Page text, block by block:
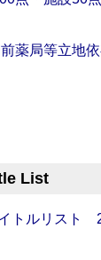
前薬局等立地
List
トルリスト